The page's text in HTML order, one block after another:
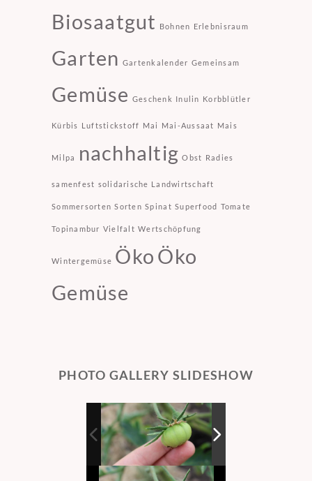
Biosaatgut Bohnen Erlebnisraum
Garten Gartenkalender Gemeinsam
Gemüse Geschenk Inulin Korbblütler
Kürbis Luftstickstoff Mai Mai-Aussaat Mais
Milpa nachhaltig Obst Radies
samenfest solidarische Landwirtschaft
Sommersorten Sorten Spinat Superfood Tomate
Topinambur Vielfalt Wertschöpfung
Wintergemüse Öko Öko
Gemüse
PHOTO GALLERY SLIDESHOW